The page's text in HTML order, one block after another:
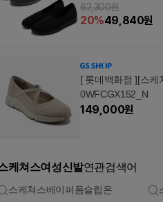
62,300원
20%49,840원
[ 롯데백화점 ][스케
0WFCGX152_N
149,000원
케쳐스여성신발연관검색어
스케쳐스베이퍼폼슬립온